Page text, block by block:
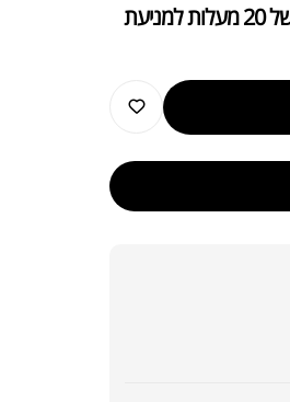
פלטפורמה להנחת הרגליים בזוית אופטימלית של 20 מעלות למניעת